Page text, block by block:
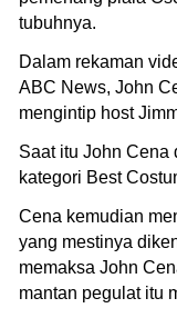
tubuhnya.
Dalam rekaman
ABC News, John
mengintip host
Saat itu John Cena
kategori Best
Cena kemudian
yang mestinya
memaksa John
mantan pegulat itu